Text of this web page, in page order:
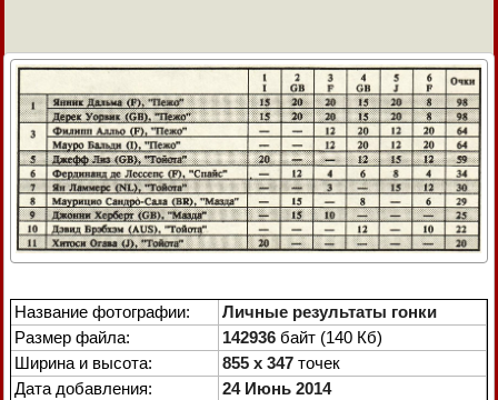
Название фотографии:
Личные результаты гонки
Размер файла:
142936 байт (140 Кб)
Ширина и высота:
855 x 347 точек
Дата добавления:
24 Июнь 2014